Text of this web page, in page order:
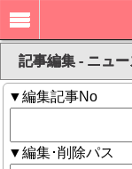
記事編集 - ニュー
▼編集記事No
▼編集･削除パス